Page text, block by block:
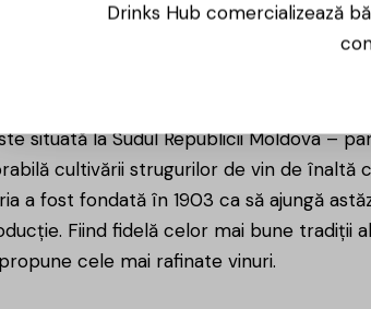
situată la Sudul Republicii Moldova –
cultivării strugurilor de vin de înaltă
a fost fondată în 1903 ca să ajungă
Fiind fidelă celor mai bune tradiții
cele mai rafinate vinuri.
Drinks Hub comercializează